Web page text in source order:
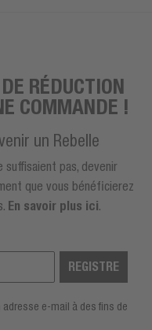
RÉDUCTION
COMMANDE !
un Rebelle
suffisaient pas, devenir
que vous bénéficierez
En savoir plus ici.
REGISTRE
adresse e-mail à des fins de